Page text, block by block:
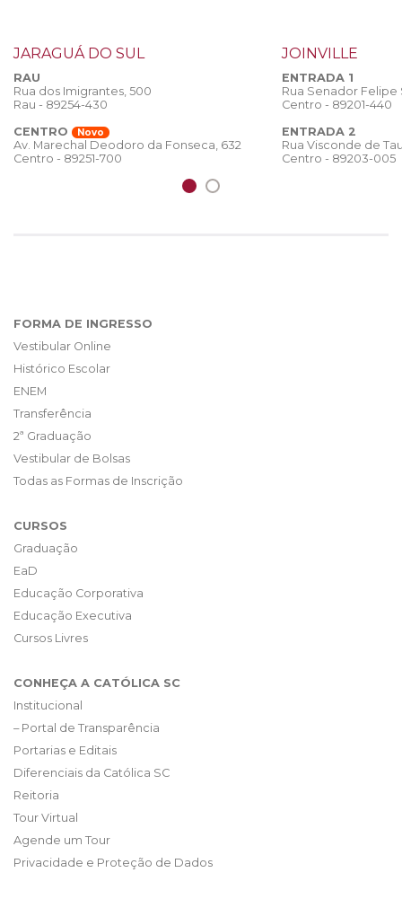
JARAGUÁ DO SUL
RAU
Rua dos Imigrantes, 500
Rau - 89254-430
CENTRO
Novo
Av. Marechal Deodoro da Fonseca, 632
Centro - 89251-700
JOINVILLE
ENTRADA 1
Rua Senador
Centro - 89201-440
ENTRADA 2
Rua Visconde de
Centro - 89203-005
FORMA DE INGRESSO
Vestibular Online
Histórico Escolar
ENEM
Transferência
2ª Graduação
Vestibular de Bolsas
Todas as Formas de Inscrição
CURSOS
Graduação
EaD
Educação Corporativa
Educação Executiva
Cursos Livres
CONHEÇA A CATÓLICA SC
Institucional
– Portal de Transparência
Portarias e Editais
Diferenciais da Católica SC
Reitoria
Tour Virtual
Agende um Tour
Privacidade e Proteção de Dados